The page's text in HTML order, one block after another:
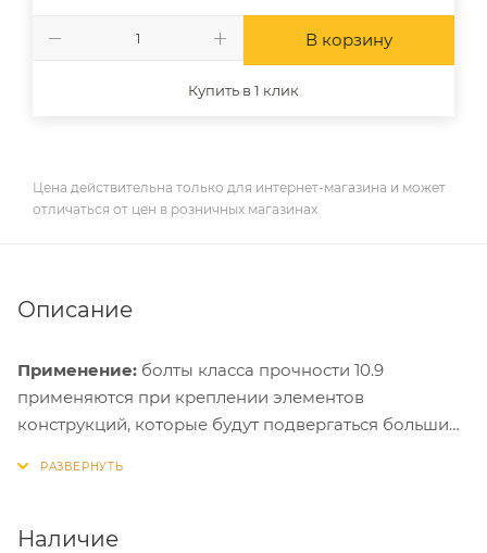
В корзину
Купить в 1 клик
Цена действительна только для интернет-магазина и может
отличаться от цен в розничных магазинах
Описание
Применение: болты класса прочности 10.9
применяются при креплении элементов
конструкций, которые будут подвергаться большим
Наличие